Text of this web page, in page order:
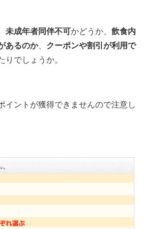
未成年者同伴不可かどうか、 飲食内
あるのか、 クーポンや割引が利用で
りでしょうか。
イントが獲得できませんので注意し